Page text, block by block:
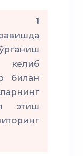
1
билан
этиш